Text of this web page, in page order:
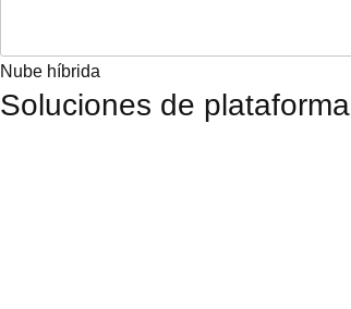
Nube híbrida
Soluciones de plataforma